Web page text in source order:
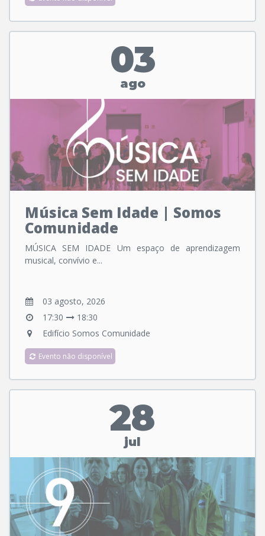
03
ago
Música Sem Idade | Somos
Comunidade
MÚSICA SEM IDADE Um espaço de aprendizagem
musical, convívio e...
03 agosto, 2026
17:30
18:30
Edifício Somos Comunidade
Evento não disponível
28
jul